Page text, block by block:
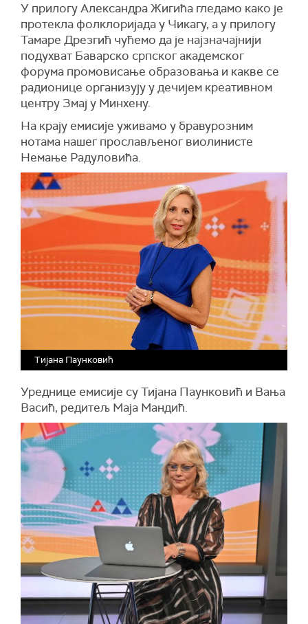
У прилогу Александра Жигића гледамо како је
протекла фолклоријада у Чикагу, а у прилогу
Тамаре Дрезгић чућемо да је најзначајнији
подухват Баварско српског академског
форума промовисање образовања и какве се
радионице организују у дечијем креативном
центру Змај у Минхену.
На крају емисије уживамо у бравурозним
нотама нашег прослављеног виолинисте
Немање Радуловића.
Тијана Паунковић
Уреднице емисије су Тијана Паунковић и Вања
Васић, редитељ Маја Мандић.